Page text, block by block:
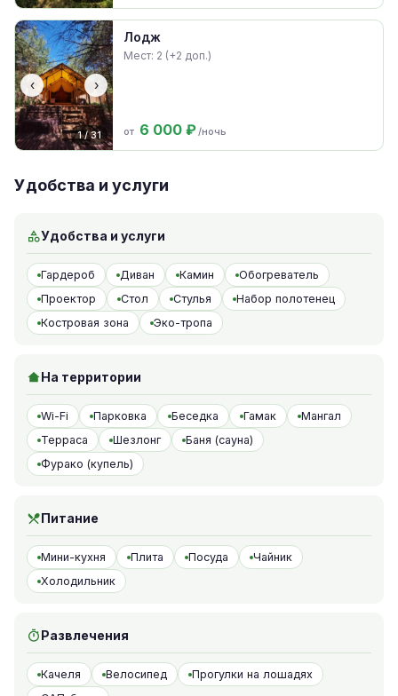
‹ ›
1 / 31
Лодж
Мест: 2 (+2 доп.)
от 6 000 ₽/ночь
Удобства и услуги
Удобства и услуги
Гардероб Диван Камин
Обогреватель
Проектор
Стол Стулья
Набор полотенец
Костровая зона
Эко-тропа
На территории
Wi-Fi Парковка Беседка Гамак
Мангал
Терраса
Шезлонг
Баня (сауна)
Фурако (купель)
Питание
Мини-кухня Плита Посуда
Чайник
Холодильник
Развлечения
Качеля Велосипед
Прогулки на лошадях